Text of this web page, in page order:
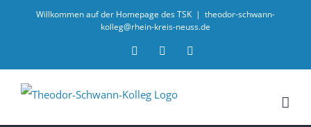
Willkommen auf der Homepage des TSK | theodor-schwann-
kolleg@rhein-kreis-neuss.de
Email
Facebook